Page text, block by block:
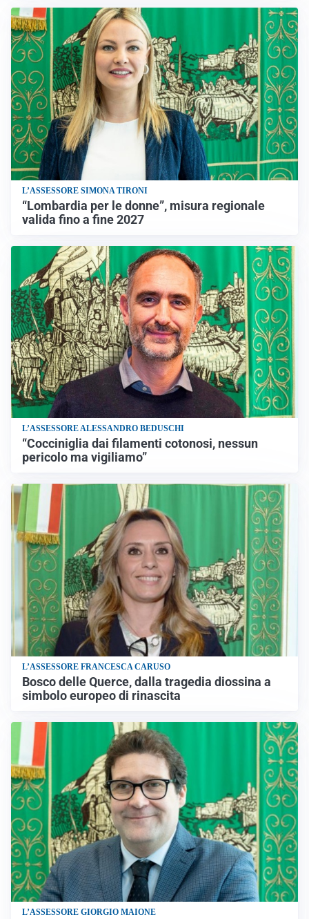
L’ASSESSORE SIMONA TIRONI
“Lombardia per le donne”, misura regionale
valida fino a fine 2027
L’ASSESSORE ALESSANDRO BEDUSCHI
“Cocciniglia dai filamenti cotonosi, nessun
pericolo ma vigiliamo”
L’ASSESSORE FRANCESCA CARUSO
Bosco delle Querce, dalla tragedia diossina a
simbolo europeo di rinascita
L’ASSESSORE GIORGIO MAIONE